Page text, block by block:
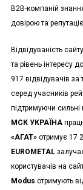
B2B-компаній
довірою та
Відвідуваність
та рівень інтересу
917 відвідувачів
серед учасників
підтримуючи сильні
МСК УКРАЇНА
«АГАТ»отримує 17
EUROMETAL
користувачів на
Modus отримують